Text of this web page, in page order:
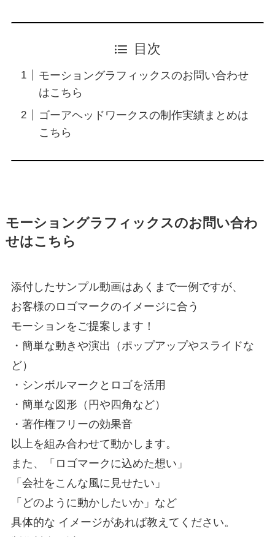
目次
モーショングラフィックスのお問い合わせ
はこちら
ゴーアヘッドワークスの制作実績まとめは
こちら
モーショングラフィックスのお問い合わ
せはこちら
添付したサンプル動画はあくまで一例ですが、
お客様のロゴマークのイメージに合う
モーションをご提案します！
・簡単な動きや演出（ポップアップやスライドな
ど）
・シンボルマークとロゴを活用
・簡単な図形（円や四角など）
・著作権フリーの効果音
以上を組み合わせて動かします。
また、「ロゴマークに込めた想い」
「会社をこんな風に見せたい」
「どのように動かしたいか」など
具体的な イメージがあれば教えてください。